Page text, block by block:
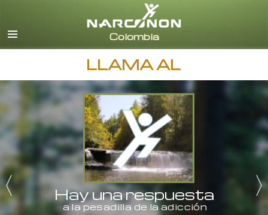
Español
Todas las Regiones/Idiomas
LLAMA AL
Hay una respuesta
a la pesadilla de la adicción